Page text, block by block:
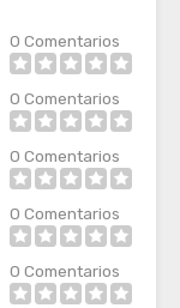
0 Comentarios
0 Comentarios
0 Comentarios
0 Comentarios
0 Comentarios